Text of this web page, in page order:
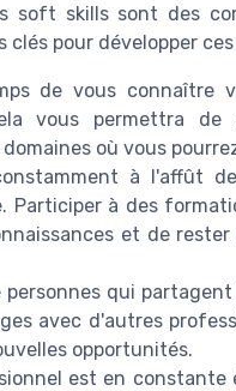
soft skills sont des
clés pour développer
de vous connaître
vous permettra
où vous
à l'affût
Participer à des
et de
qui
avec d'autres
opportunités.
est en